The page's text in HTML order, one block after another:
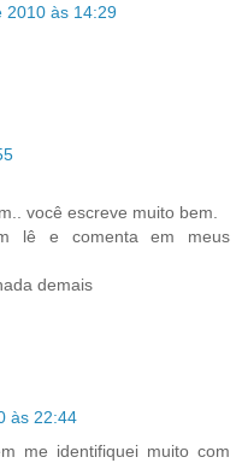
2010 às 14:29
você escreve muito bem.
lê e comenta em meus
demais
às 22:44
me identifiquei muito com